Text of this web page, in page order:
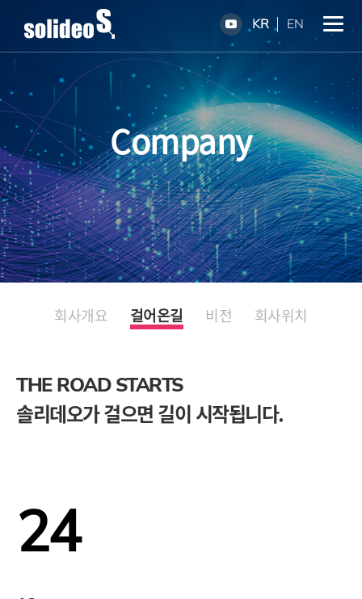
KR EN
Company
회사개요 걸어온길 비전 회사위치
THE ROAD STARTS
솔리데오가 걸으면 길이 시작됩니다.
24